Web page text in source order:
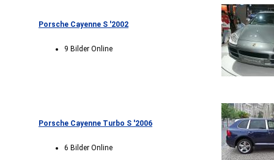
Porsche Cayenne S '2002
9 Bilder Online
Porsche Cayenne Turbo S '2006
6 Bilder Online